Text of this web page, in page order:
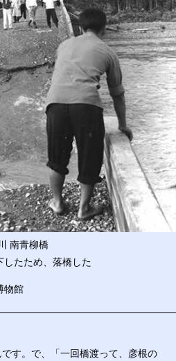
南青柳橋
したため、落橋した
物館
す。で、「一回橋渡って、彦根の